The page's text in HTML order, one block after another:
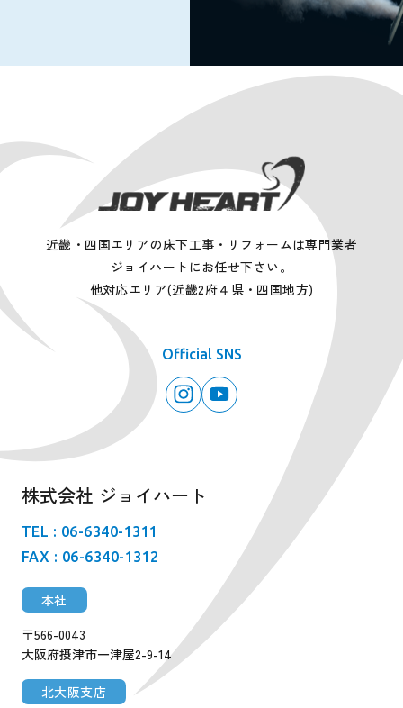
近畿・四国エリアの床下工事・リフォームは専門業者
ジョイハートにお任せ下さい。
他対応エリア(近畿2府４県・四国地方)
Official SNS
株式会社 ジョイハート
TEL : 06-6340-1311
FAX : 06-6340-1312
本社
〒566-0043
大阪府摂津市一津屋2-9-14
北大阪支店